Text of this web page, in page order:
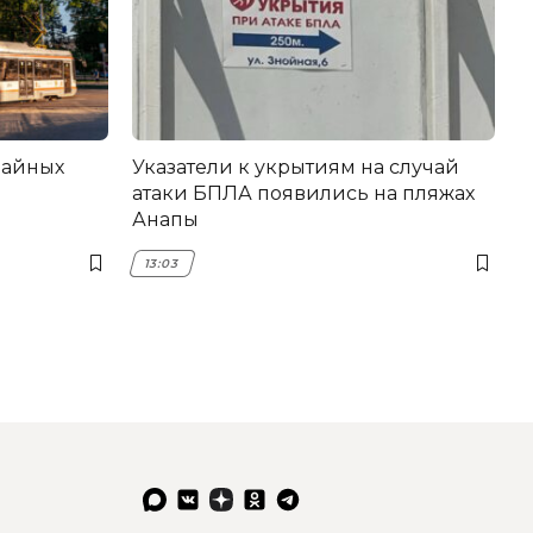
Указатели к укрытиям на случай
атаки БПЛА появились на пляжах
Анапы
13:03